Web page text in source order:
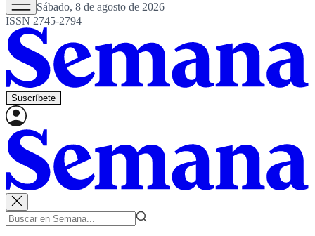
Sábado, 8 de agosto de 2026
ISSN 2745-2794
Suscríbete